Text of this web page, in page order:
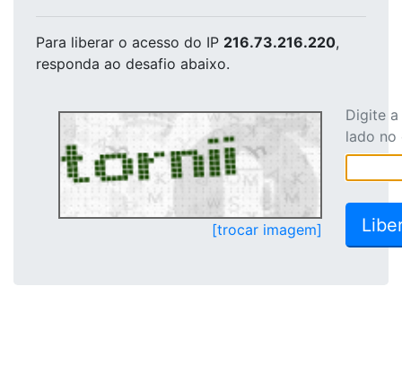
Para liberar o acesso do IP 216.73.216.220,
responda ao desafio abaixo.
[trocar imagem]
Digite
lado no